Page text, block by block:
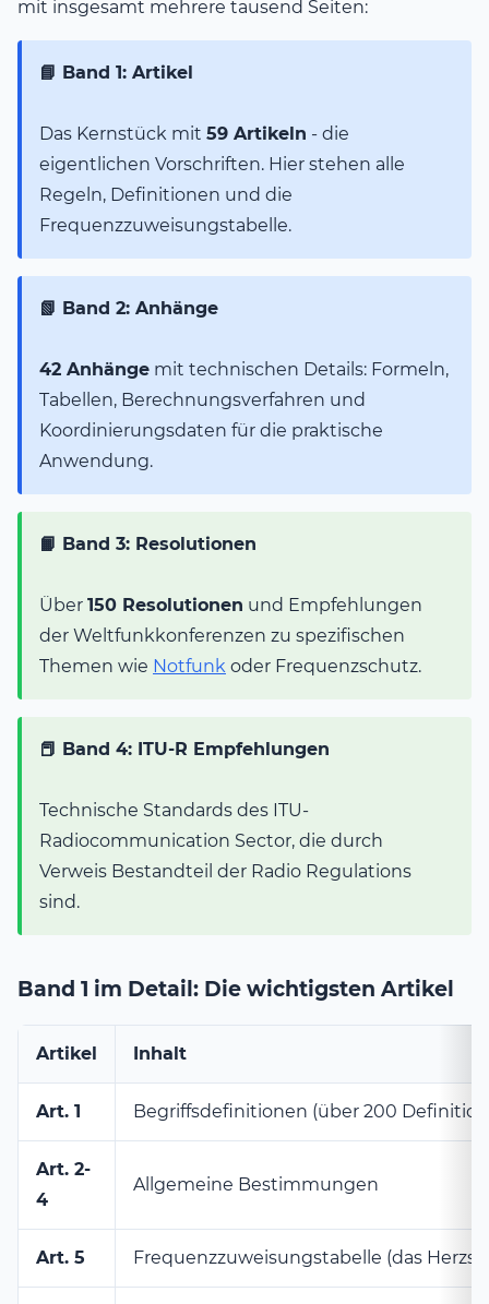
mit insgesamt mehrere tausend Seiten:
📘 Band 1: Artikel
Das Kernstück mit 59 Artikeln - die
eigentlichen Vorschriften. Hier stehen alle
Regeln, Definitionen und die
Frequenzzuweisungstabelle.
📗 Band 2: Anhänge
42 Anhänge mit technischen Details: Formeln,
Tabellen, Berechnungsverfahren und
Koordinierungsdaten für die praktische
Anwendung.
📙 Band 3: Resolutionen
Über 150 Resolutionen und Empfehlungen
der Weltfunkkonferenzen zu spezifischen
Themen wie Notfunk oder Frequenzschutz.
📕 Band 4: ITU-R Empfehlungen
Technische Standards des ITU-
Radiocommunication Sector, die durch
Verweis Bestandteil der Radio Regulations
sind.
Band 1 im Detail: Die wichtigsten Artikel
Artikel Inhalt
Art. 1 Begriffsdefinitionen (über 200
Art. 2-
4
Allgemeine Bestimmungen
Art. 5 Frequenzzuweisungstabelle (das